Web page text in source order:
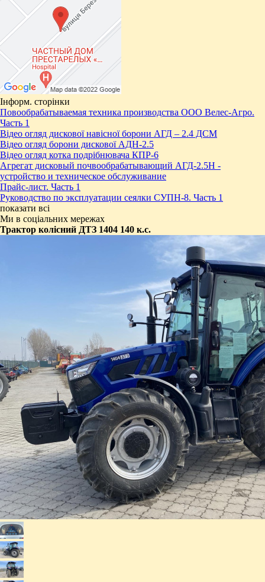
Інформ. сторінки
Повообрабатываемая техника производства ООО Велес-Агро.
Часть 1
Відео огляд дискової навісної борони АГД – 2.4 ДСМ
Відео огляд борони дискової АДН-2.5
Відео огляд котка подрібнювача КПР-6
Агрегат дисковый почвообрабатывающий АГД-2.5Н -
устройство и техническое обслуживание
Прайс-лист. Часть 1
Руководство по эксплуатации сеялки СУПН-8. Часть 1
показати всі
Ми в соціальних мережах
​Трактор колісний ДТЗ 1404 140 к.с.